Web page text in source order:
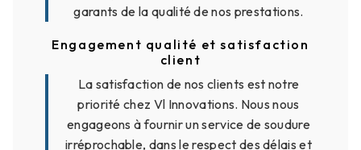
garants de la qualité de nos prestations.
Engagement qualité et satisfaction
client
La satisfaction de nos clients est notre
priorité chez Vl Innovations. Nous nous
engageons à fournir un service de soudure
irréprochable, dans le respect des délais et